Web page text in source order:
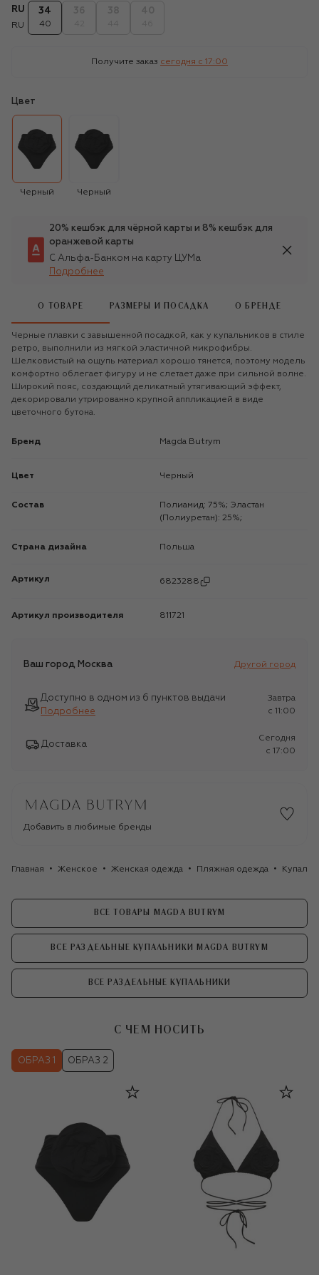
RU
RU
34
40
Получите заказ сегодня c 17:00
Цвет
Черный Черный
20% кешбэк для чёрной карты и 8% кешбэк для
оранжевой карты
С Альфа-Банком на карту ЦУМа
Подробнее
О ТОВАРЕ РАЗМЕРЫ И ПОСАДКА О БРЕНДЕ
Черные плавки с завышенной посадкой, как у купальников в стиле
ретро, выполнили из мягкой эластичной микрофибры.
Шелковистый на ощупь материал хорошо тянется, поэтому модель
комфортно облегает фигуру и не слетает даже при сильной волне.
Широкий пояс, создающий деликатный утягивающий эффект,
декорировали утрированно крупной аппликацией в виде
цветочного бутона.
Бренд Magda Butrym
Цвет Черный
Состав
Полиамид: 75%; Эластан
(Полиуретан): 25%;
Страна дизайна Польша
Артикул 6823288
Артикул производителя 811721
Ваш город Москва Другой город
Доступно в одном из 6 пунктов выдачи
Подробнее
Завтра
c 11:00
Доставка
Сегодня
c 17:00
Добавить в любимые бренды
Главная Женское Женская одежда Пляжная одежда
ВСЕ ТОВАРЫ MAGDA BUTRYM
ВСЕ РАЗДЕЛЬНЫЕ КУПАЛЬНИКИ MAGDA BUTRYM
ВСЕ РАЗДЕЛЬНЫЕ КУПАЛЬНИКИ
С ЧЕМ НОСИТЬ
ОБРАЗ 1 ОБРАЗ 2